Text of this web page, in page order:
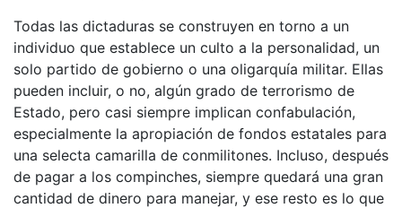
Todas las dictaduras se construyen en torno a un
individuo que establece un culto a la personalidad, un
solo partido de gobierno o una oligarquía militar. Ellas
pueden incluir, o no, algún grado de terrorismo de
Estado, pero casi siempre implican confabulación,
especialmente la apropiación de fondos estatales para
una selecta camarilla de conmilitones. Incluso, después
de pagar a los compinches, siempre quedará una gran
cantidad de dinero para manejar, y ese resto es lo que